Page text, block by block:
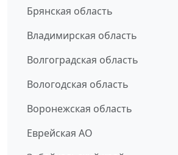
Брянская область
Владимирская область
Волгоградская область
Вологодская область
Воронежская область
Еврейская АО